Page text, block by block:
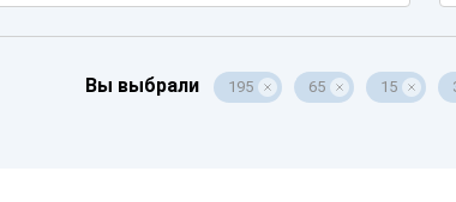
Вы выбрали 195 65 15